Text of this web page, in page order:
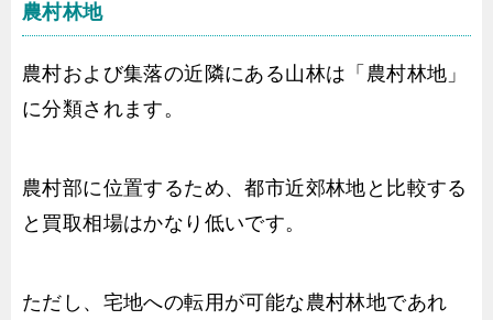
農村林地
農村および集落の近隣にある山林は「農村林地」
に分類されます。
農村部に位置するため、都市近郊林地と比較する
と買取相場はかなり低いです。
ただし、宅地への転用が可能な農村林地であれ